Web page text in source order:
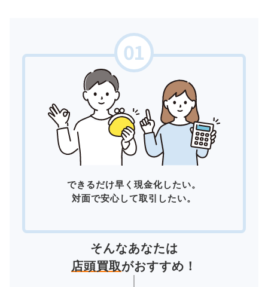
できるだけ早く現金化したい。
対面で安心して取引したい。
そんなあなたは
店頭買取がおすすめ！